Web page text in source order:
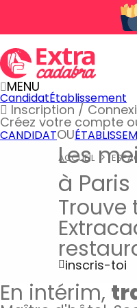
MENU
CandidatÉtablissement
Inscription /
Créez votre compte
CANDIDATOU
ACCUEIL
Les
à Paris
inscris-toi
En intérim,